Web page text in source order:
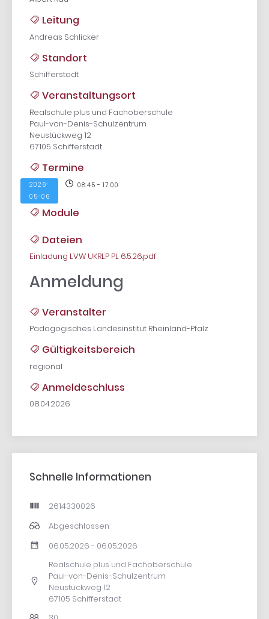
Leitung
Andreas Schlicker
Standort
Schifferstadt
Veranstaltungsort
Realschule plus und Fachoberschule
Paul-von-Denis-Schulzentrum
Neustückweg 12
67105 Schifferstadt
Termine
2026-
05-06
08:45 - 17:00
Module
Dateien
Einladung LVW UKRLP PL 6.5.26.pdf
Anmeldung
Veranstalter
Pädagogisches Landesinstitut Rheinland-Pfalz
Gültigkeitsbereich
regional
Anmeldeschluss
08.04.2026
Schnelle Informationen
2614330026
Abgeschlossen
06.05.2026 - 06.05.2026
Realschule plus und Fachoberschule
Paul-von-Denis-Schulzentrum
Neustückweg 12
67105 Schifferstadt